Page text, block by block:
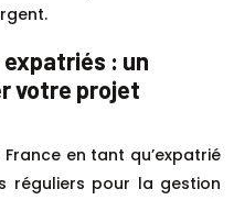
: un
votre projet
en tant qu’expatrié
réguliers pour la gestion